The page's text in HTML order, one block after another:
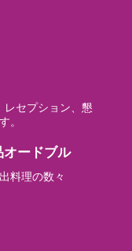
セプション、懇
。
ードブル
料理の数々